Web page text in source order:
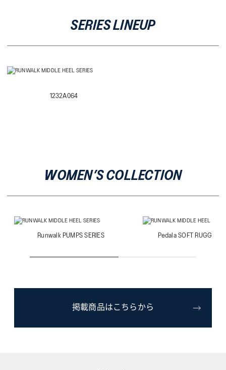
SERIES LINEUP
1232A064
WOMEN’S COLLECTION
Runwalk PUMPS SERIES Pedala SOFT RUGGED
掲載商品はこちらから